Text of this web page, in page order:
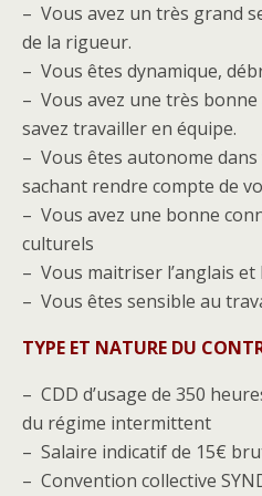
– Vous avez un très grand
de la rigueur.
– Vous êtes dynamique,
– Vous avez une très
savez travailler en équipe.
– Vous êtes autonome
sachant rendre compte de
– Vous avez une bonne
culturels
– Vous maitriser l’anglais
– Vous êtes sensible au
TYPE ET NATURE DU
– CDD d’usage de 350
du régime intermittent
– Salaire indicatif de 15€
– Convention collective